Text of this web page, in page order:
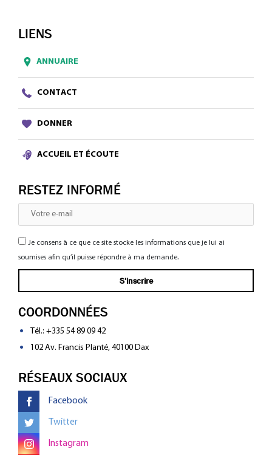
LIENS
ANNUAIRE
CONTACT
DONNER
ACCUEIL ET ÉCOUTE
RESTEZ INFORMÉ
Je consens à ce que ce site stocke les informations que je lui ai
soumises afin qu’il puisse répondre à ma demande.
COORDONNÉES
Tél.: +335 54 89 09 42
102 Av. Francis Planté, 40100 Dax
RÉSEAUX SOCIAUX
Facebook
Twitter
Instagram